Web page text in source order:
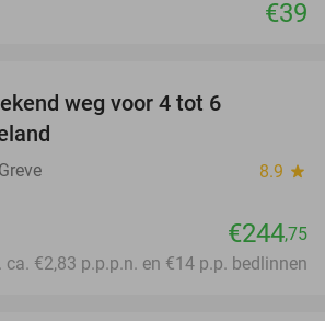
€39
weg voor 4 tot 6
8.9 star
€244,75
ca. €2,83 p.p.p.n. en €14 p.p. bedlinnen